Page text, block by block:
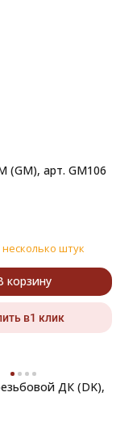
(GM), арт. GM106
штук
корзину
в1 клик
ДК (DK),